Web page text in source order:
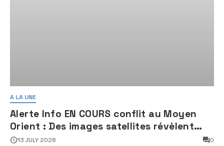
A LA UNE
Alerte Info EN COURS conflit au Moyen
Orient : Des images satellites révèlent
une activité jugée « inquiétante » sur
13 JULY 2026 0